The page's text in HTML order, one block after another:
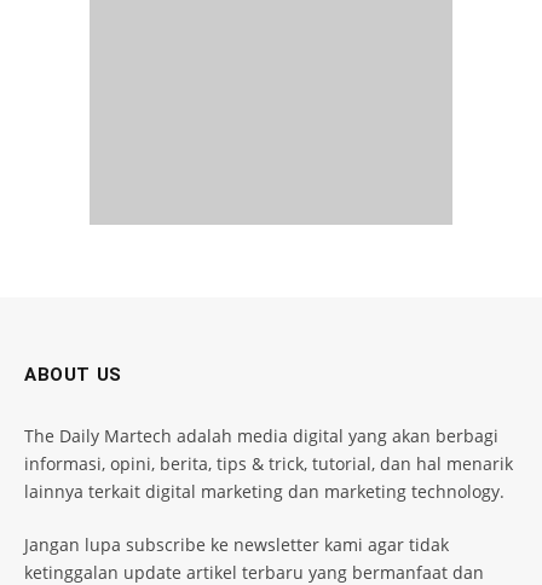
ABOUT US
The Daily Martech adalah media digital yang akan berbagi
informasi, opini, berita, tips & trick, tutorial, dan hal menarik
lainnya terkait digital marketing dan marketing technology.
Jangan lupa subscribe ke newsletter kami agar tidak
ketinggalan update artikel terbaru yang bermanfaat dan